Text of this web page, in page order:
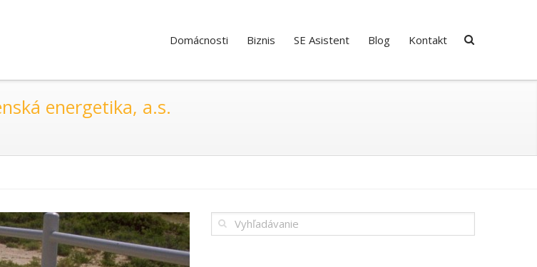
Domácnosti Biznis SE Asistent Blog Kontakt
energetika, a.s.